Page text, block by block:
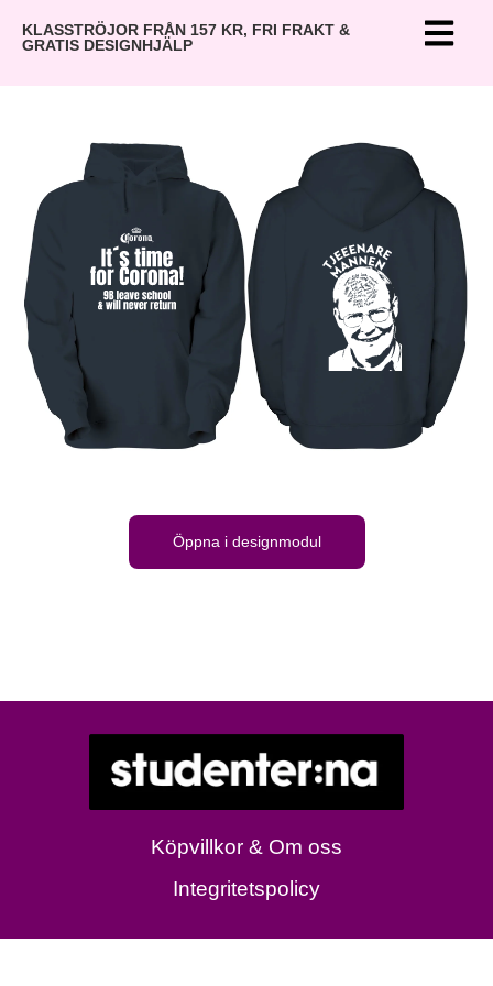
KLASSTRÖJOR FRÅN 157 KR, FRI FRAKT &
GRATIS DESIGNHJÄLP
Öppna i designmodul
Köpvillkor & Om oss
Integritetspolicy